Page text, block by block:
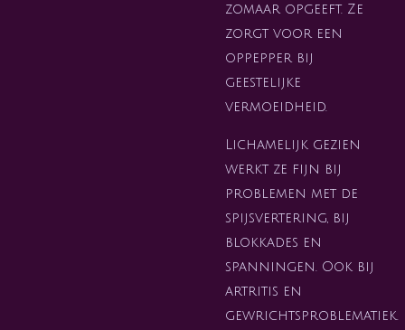
zomaar opgeeft. Ze
zorgt voor een
oppepper bij
geestelijke
vermoeidheid.
Lichamelijk gezien
werkt ze fijn bij
problemen met de
spijsvertering, bij
blokkades en
spanningen. Ook bij
artritis en
gewrichtsproblematiek.